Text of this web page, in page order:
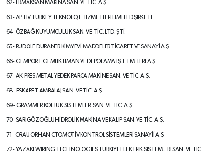
62- ERMAKSAN MAKİNA SAN. VE TİC. A.Ş.
63- APTİV TURKEY TEKNOLOJİ HİZMETLERİ LİMİTED ŞİRKETİ
64- ÖZBAĞ KUYUMCULUK SAN. VE TİC. LTD. ŞTİ.
65- RUDOLF DURANER KİMYEVİMADDELER TİCARET VE SANAYİ A.Ş.
66- GEMPORT GEMLİK LİMAN VE DEPOLAMA İŞLETMELERİ A.Ş.
67- AK-PRES METAL YEDEK PARÇAMAKİNE SAN. VE TİC. A.Ş.
68- ESKAPET AMBALAJ SAN. VE TİC. A.Ş.
69- GRAMMER KOLTUK SİSTEMLERİ SAN. VE TİC. A.Ş.
70- SARIGÖZOĞLU HİDROLİK MAKİNA VE KALIP SAN. VE TİC. A.Ş.
71- ORAU ORHAN OTOMOTİV KONTROLSİSTEMLERİ SANAYİİ A.Ş.
72- YAZAKİ WİRİNG TECHNOLOGİES TÜRKİYE ELEKTRİK SİSTEMLERİ SAN. VE TİC.